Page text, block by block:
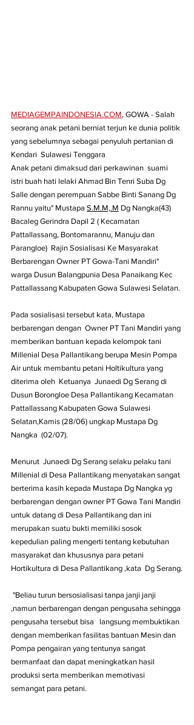
MEDIAGEMPAINDONESIA.COM, GOWA - Salah
seorang anak petani berniat terjun ke dunia politik
yang sebelumnya sebagai penyuluh pertanian di
Kendari  Sulawesi Tenggara
Anak petani dimaksud dari perkawinan  suami
istri buah hati lelaki Ahmad Bin Tenri Suba Dg
Salle dengan perempuan Sabbe Binti Sanang Dg
Rannu yaitu" Mustapa S.M.M,.M Dg Nangka(43)
Bacaleg Gerindra Dapil 2 ( Kecamatan
Pattallassang, Bontomarannu, Manuju dan
Parangloe)  Rajin Sosialisasi Ke Masyarakat
Berbarengan Owner PT Gowa-Tani Mandiri"
warga Dusun Balangpunia Desa Panaikang Kec
Pattallassang Kabupaten Gowa Sulawesi Selatan.
Pada sosialisasi tersebut kata, Mustapa
berbarengan dengan  Owner PT Tani Mandiri yang
memberikan bantuan kepada kelompok tani
Millenial Desa Pallantikang berupa Mesin Pompa
Air untuk membantu petani Holtikultura yang
diterima oleh  Ketuanya  Junaedi Dg Serang di
Dusun Borongloe Desa Pallantikang Kecamatan
Pattallassang Kabupaten Gowa Sulawesi
Selatan,Kamis (28/06) ungkap Mustapa Dg
Nangka  (02/07).
Menurut  Junaedi Dg Serang selaku pelaku tani
Millenial di Desa Pallantikang menyatakan sangat
berterima kasih kepada Mustapa Dg Nangka yg
berbarengan dengan owner PT Gowa Tani Mandiri
untuk datang di Desa Pallantikang dan ini
merupakan suatu bukti memiliki sosok
kepedulian paling mengerti tentang kebutuhan
masyarakat dan khususnya para petani
Hortikultura di Desa Pallantikang ,kata  Dg Serang.
,namun berbarengan dengan pengusaha sehingga
pengusaha tersebut bisa   langsung membuktikan
dengan memberikan fasilitas bantuan Mesin dan
Pompa pengairan yang tentunya sangat
bermanfaat dan dapat meningkatkan hasil
produksi serta memberikan memotivasi
semangat para petani.